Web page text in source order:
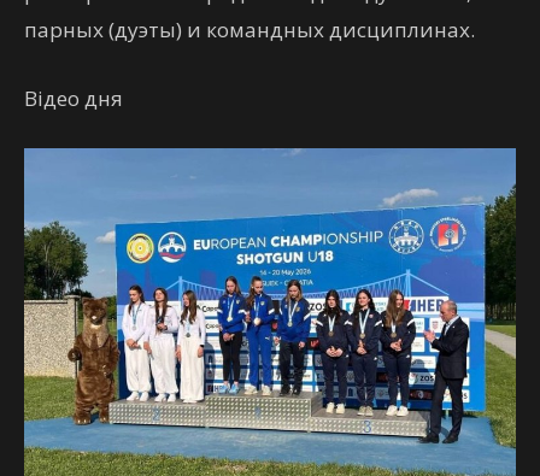
парных (дуэты) и командных дисциплинах.
Відео дня